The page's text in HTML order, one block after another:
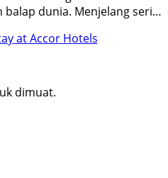
balap dunia. Menjelang seri…
dimuat.